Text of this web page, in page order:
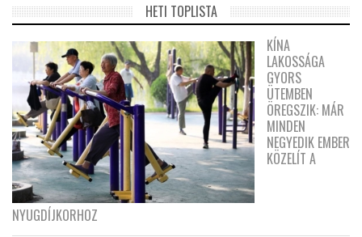
HETI TOPLISTA
KÍNA
LAKOSSÁGA
GYORS
ÜTEMBEN
ÖREGSZIK: MÁR
MINDEN
NEGYEDIK EMBER
KÖZELÍT A
NYUGDÍJKORHOZ